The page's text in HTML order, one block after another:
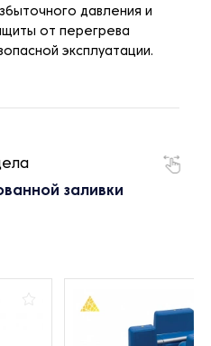
давления и
от перегрева
эксплуатации.
заливки